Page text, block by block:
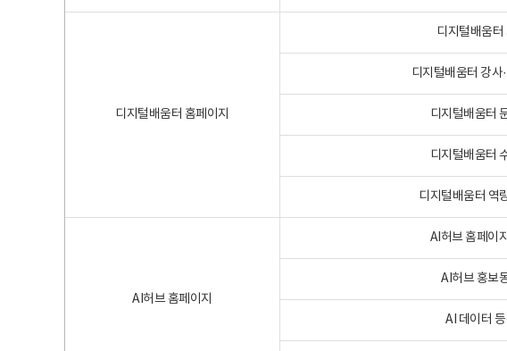
디지털배움터 홈페이지
디지털배움터
디지털배움터 강사
디지털배움터
디지털배움터
디지털배움터 역
AI허브 홈페이지
AI허브 홈페이
AI허브 홍보
AI 데이터